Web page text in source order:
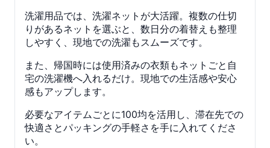
洗濯用品では、洗濯ネットが大活躍。複数の仕切
りがあるネットを選ぶと、数日分の着替えも整理
しやすく、現地での洗濯もスムーズです。
また、帰国時には使用済みの衣類もネットごと自
宅の洗濯機へ入れるだけ。現地での生活感や安心
感もアップします。
必要なアイテムごとに100均を活用し、滞在先での
快適さとパッキングの手軽さを手に入れてくださ
い。